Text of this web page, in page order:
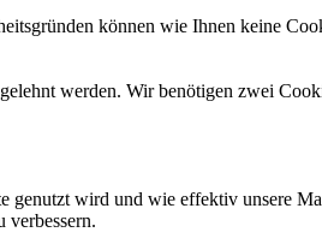
können wie Ihnen keine
werden. Wir benötigen zwei
genutzt wird und wie effektiv unsere
verbessern.